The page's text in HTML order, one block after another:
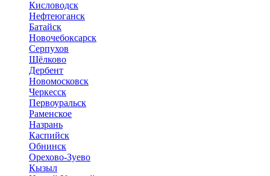
Кисловодск
Нефтеюганск
Батайск
Новочебоксарск
Серпухов
Щёлково
Дербент
Новомосковск
Черкесск
Первоуральск
Раменское
Назрань
Каспийск
Обнинск
Орехово-Зуево
Кызыл